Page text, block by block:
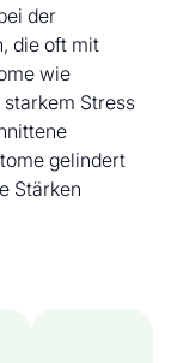
der
die oft mit
wie
Stress
gelindert
Stärken